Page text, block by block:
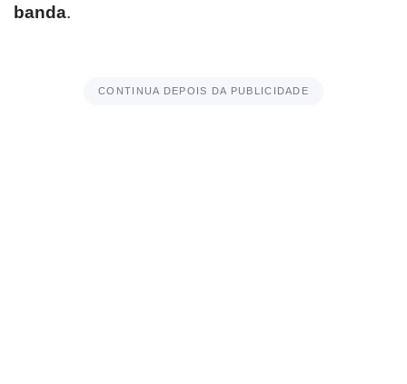
banda.
CONTINUA DEPOIS DA PUBLICIDADE